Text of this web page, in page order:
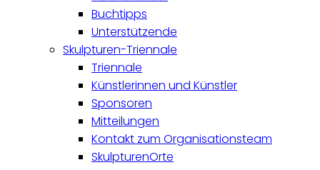
Buchtipps
Unterstützende
Skulpturen-Triennale
Triennale
Künstlerinnen und Künstler
Sponsoren
Mitteilungen
Kontakt zum Organisationsteam
SkulpturenOrte